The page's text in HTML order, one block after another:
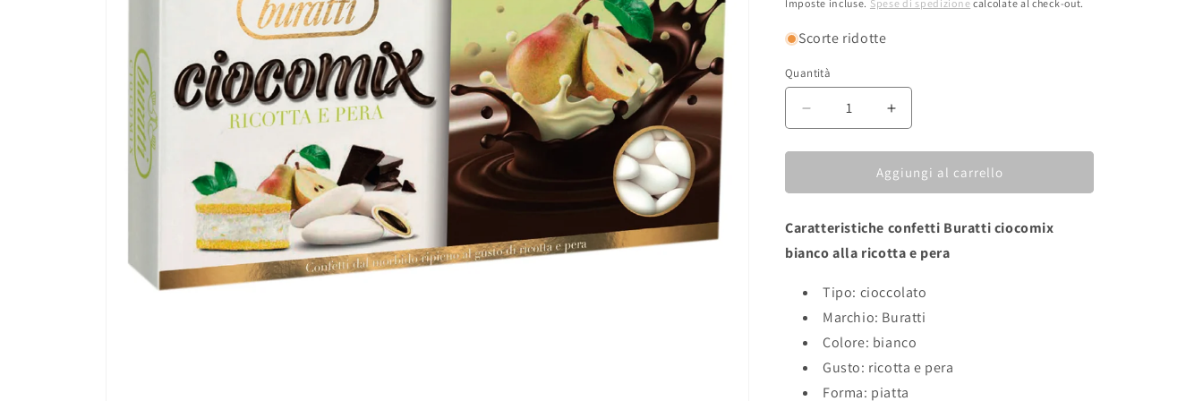
Imposte incluse. Spese di spedizione calcolate al check-out.
Scorte ridotte
Quantità
Diminuisci
quantità
per
BURATTI
bianco
alla
pera
Aumenta
quantità
per
Confetti
BURATTI
bianco
alla
ricotta
pera
Aggiungi al carrello
Caratteristiche confetti Buratti ciocomix
bianco alla ricotta e pera
Tipo: cioccolato
Marchio: Buratti
Colore: bianco
Gusto: ricotta e pera
Forma: piatta